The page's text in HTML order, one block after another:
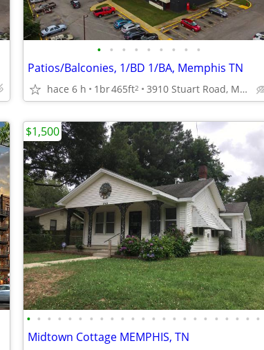
• • • • • • • • •
Patios/Balconies, 1/BD 1/BA, Memphis TN
hace 6 h 1br465ft2 3910 Stuart Road, Memphis, TN
• • • • • • • • • • • • • • • • • • • • • • •
Midtown Cottage MEMPHIS, TN
$1,500